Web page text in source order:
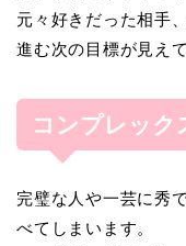
元々好きだった相手
進む次の目標が見え
コンプレック
完璧な人や一芸に秀
べてしまいます。